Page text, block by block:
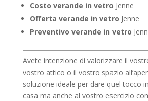
Costo verande in vetro Jenne
Offerta verande in vetro Jenne
Preventivo verande in vetro
Avete intenzione di valorizzare il
vostro attico o il vostro spazio
soluzione ideale per dare quel tocco
casa ma anche al vostro esercizio